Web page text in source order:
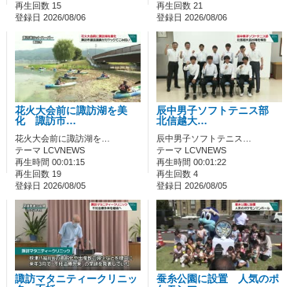
再生回数 15
登録日 2026/08/06
再生回数 21
登録日 2026/08/06
花火大会前に諏訪湖を美
化 諏訪市…
花火大会前に諏訪湖を…
テーマ LCVNEWS
再生時間 00:01:15
再生回数 19
登録日 2026/08/05
辰中男子ソフトテニス部
北信越大…
辰中男子ソフトテニス…
テーマ LCVNEWS
再生時間 00:01:22
再生回数 4
登録日 2026/08/05
諏訪マタニティークリニッ
蚕糸公園に設置 人気のポ